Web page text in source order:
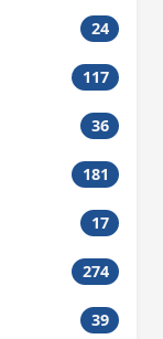
24
117
36
181
17
274
39